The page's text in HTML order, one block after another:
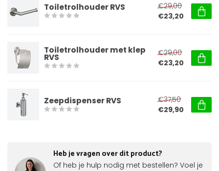
Toiletrolhouder RVS
€29,00
€23,20
Toiletrolhouder met klep
RVS
€29,00
€23,20
Zeepdispenser RVS
€37,50
€29,90
Heb je vragen over dit product?
Of heb je hulp nodig met bestellen? Voel je